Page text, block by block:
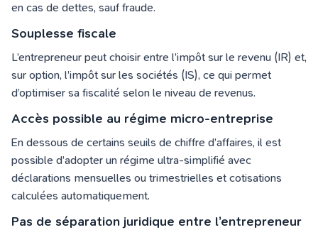
en cas de dettes, sauf fraude.
Souplesse fiscale
L’entrepreneur peut choisir entre l’impôt sur le revenu (IR) et,
sur option, l’impôt sur les sociétés (IS), ce qui permet
d’optimiser sa fiscalité selon le niveau de revenus.
Accès possible au régime micro-entreprise
En dessous de certains seuils de chiffre d’affaires, il est
possible d’adopter un régime ultra-simplifié avec
déclarations mensuelles ou trimestrielles et cotisations
calculées automatiquement.
Pas de séparation juridique entre l’entrepreneur